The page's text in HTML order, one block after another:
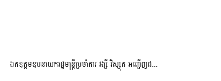
ឯកឧត្តមឧបនាយករដ្ឋមន្រ្តីប្រចាំការ វង្សី វិស្សុត អញ្ជើញដ...